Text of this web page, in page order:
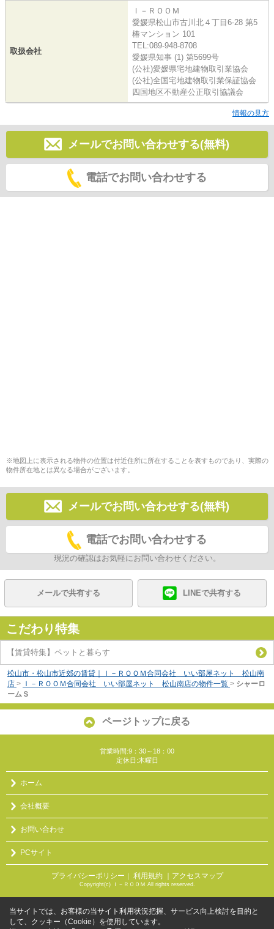
取扱会社
Ｉ－ＲＯＯＭ
愛媛県松山市古川北４丁目6-28 第5
椿マンション 101
TEL:089-948-8708
愛媛県知事 (1) 第5699号
(公社)愛媛県宅地建物取引業協会
(公社)全国宅地建物取引業保証協会
四国地区不動産公正取引協議会
情報の見方
メールでお問い合わせする(無料)
電話でお問い合わせする
※地図上に表示される物件の位置は付近住所に所在することを表すものであり、実際の
物件所在地とは異なる場合がございます。
メールでお問い合わせする(無料)
電話でお問い合わせする
現況の確認はお気軽にお問い合わせください。
メールで共有する LINEで共有する
こだわり特集
【賃貸特集】ペットと暮らす
松山市・松山市近郊の賃貸｜Ｉ－ＲＯＯＭ合同会社 いい部屋ネット 松山南
店 > Ｉ－ＲＯＯＭ合同会社 いい部屋ネット 松山南店の物件一覧 > シャーロ
ームＳ
ページトップに戻る
営業時間:9：30～18：00
定休日:木曜日
ホーム
会社概要
お問い合わせ
PCサイト
プライバシーポリシー 利用規約 ｜アクセスマップ
Copyright(c) Ｉ－ＲＯＯＭ All rights reserved.
当サイトでは、お客様の当サイト利用状況把握、サービス向上検討を目的と
して、クッキー（Cookie）を使用しています。